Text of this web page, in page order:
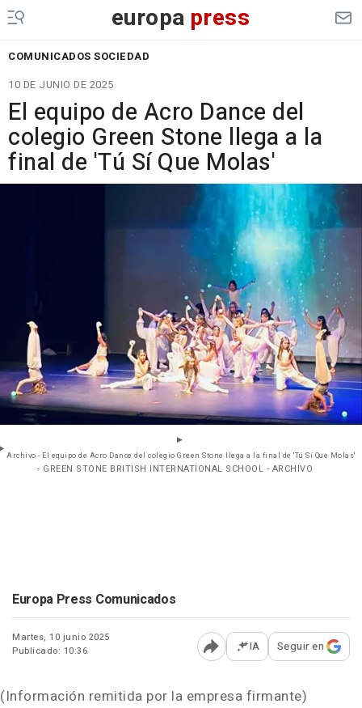
europa press
COMUNICADOS SOCIEDAD
10 DE JUNIO DE 2025
El equipo de Acro Dance del
colegio Green Stone llega a la
final de 'Tú Sí Que Molas'
Archivo - El equipo de Acro Dance del colegio Green Stone llega a la final de 'Tú Sí Que Molas'
- GREEN STONE BRITISH INTERNATIONAL SCHOOL - ARCHIVO
Europa Press Comunicados
Martes, 10 junio 2025
Publicado: 10:36
Abrir opciones para
IA Seguir en
(Información remitida por la empresa firmante)